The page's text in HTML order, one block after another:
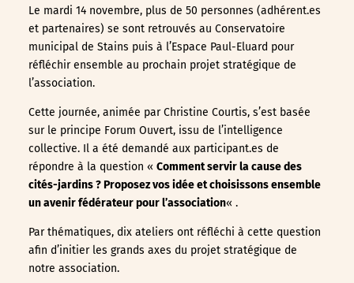
Le mardi 14 novembre, plus de 50 personnes (adhérent.es
et partenaires) se sont retrouvés au Conservatoire
municipal de Stains puis à l’Espace Paul-Eluard pour
réfléchir ensemble au prochain projet stratégique de
l’association.
Cette journée, animée par Christine Courtis, s’est basée
sur le principe Forum Ouvert, issu de l’intelligence
collective. Il a été demandé aux participant.es de
répondre à la question « Comment servir la cause des
cités-jardins ? Proposez vos idée et choisissons ensemble
un avenir fédérateur pour l’association« .
Par thématiques, dix ateliers ont réfléchi à cette question
afin d’initier les grands axes du projet stratégique de
notre association.